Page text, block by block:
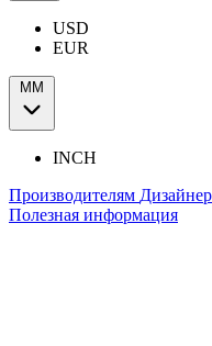
USD
EUR
ММ
INCH
Производителям
Полезная информация